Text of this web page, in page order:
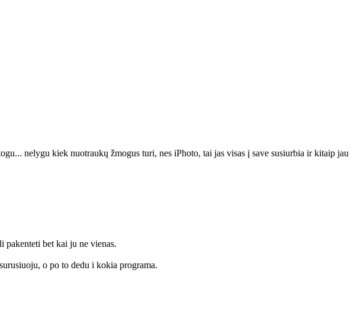
nelygu kiek nuotraukų žmogus turi, nes iPhoto, tai jas visas į save susiurbia ir kitaip jau
bet kai ju ne vienas.
o po to dedu i kokia programa.